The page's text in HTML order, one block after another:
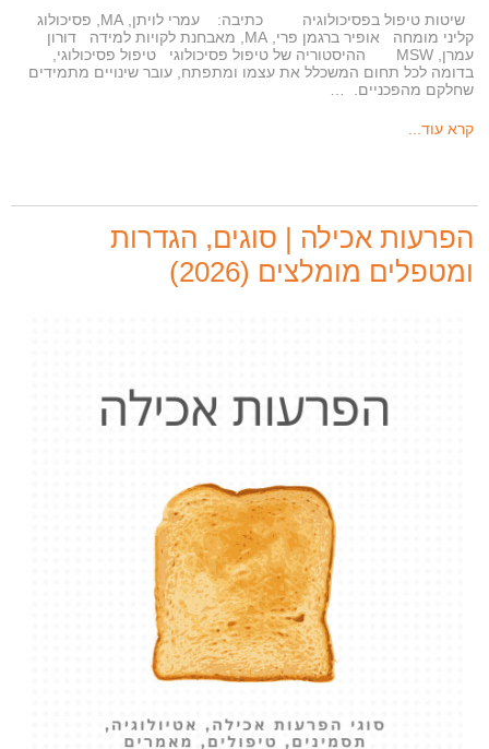
שיטות טיפול בפסיכולוגיה כתיבה: עמרי לויתן, MA, פסיכולוג
קליני מומחה אופיר ברגמן פרי, MA, מאבחנת לקויות למידה דורון
עמרן, MSW ההיסטוריה של טיפול פסיכולוגי טיפול פסיכולוגי,
בדומה לכל תחום המשכלל את עצמו ומתפתח, עובר שינויים מתמידים
שחלקם מהפכניים. …
קרא עוד...
הפרעות אכילה | סוגים, הגדרות
ומטפלים מומלצים (2026)